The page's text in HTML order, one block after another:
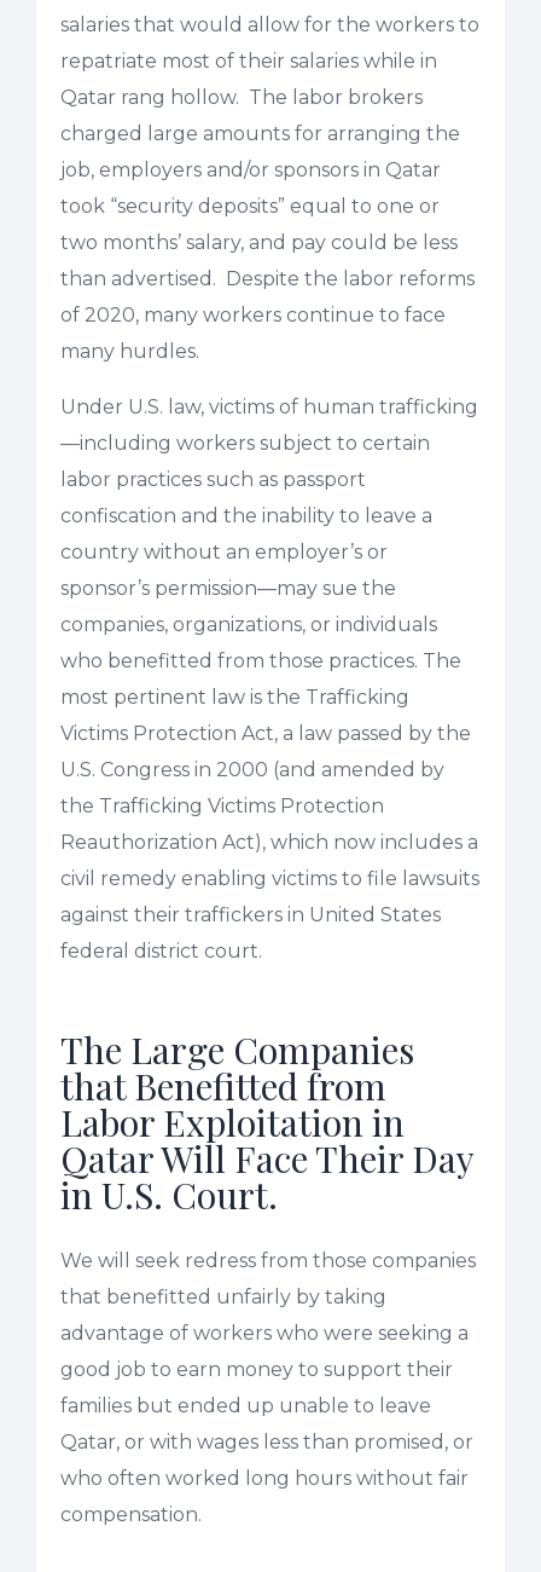
salaries that would allow for the workers to
repatriate most of their salaries while in
Qatar rang hollow. The labor brokers
charged large amounts for arranging the
job, employers and/or sponsors in Qatar
took “security deposits” equal to one or
two months’ salary, and pay could be less
than advertised. Despite the labor reforms
of 2020, many workers continue to face
many hurdles.
Under U.S. law, victims of human trafficking
—including workers subject to certain
labor practices such as passport
confiscation and the inability to leave a
country without an employer’s or
sponsor’s permission—may sue the
companies, organizations, or individuals
who benefitted from those practices. The
most pertinent law is the Trafficking
Victims Protection Act, a law passed by the
U.S. Congress in 2000 (and amended by
the Trafficking Victims Protection
Reauthorization Act), which now includes a
civil remedy enabling victims to file lawsuits
against their traffickers in United States
federal district court.
The Large Companies
that Benefitted from
Labor Exploitation in
Qatar Will Face Their Day
in U.S. Court.
We will seek redress from those companies
that benefitted unfairly by taking
advantage of workers who were seeking a
good job to earn money to support their
families but ended up unable to leave
Qatar, or with wages less than promised, or
who often worked long hours without fair
compensation.